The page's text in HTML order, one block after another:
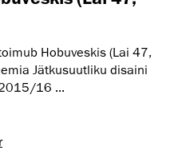
Hobuveskis (Lai 47,
Jätkusuutliku disaini
16 ...